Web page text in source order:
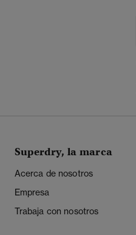
Superdry, la marca
Acerca de nosotros
Empresa
Trabaja con nosotros